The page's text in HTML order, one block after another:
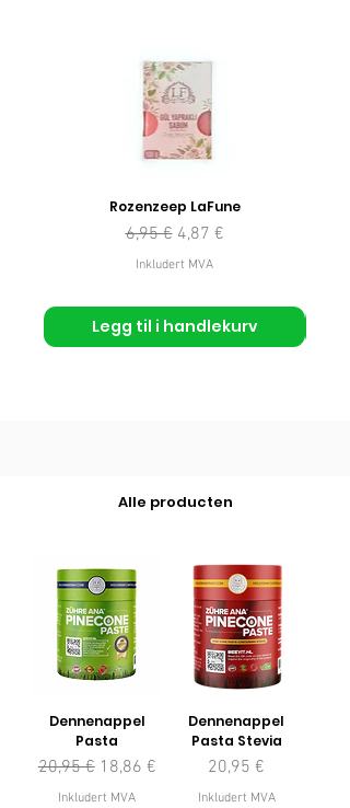
Rozenzeep LaFune
Vanlig pris
6,95 € Salgspris
4,87 €
Inkludert MVA
Legg til i handlekurv
Alle producten
Dennenappel
Pasta
Vanlig pris
20,95 € Salgspris
18,86 €
Inkludert MVA
Dennenappel
Pasta Stevia
Pris
20,95 €
Inkludert MVA